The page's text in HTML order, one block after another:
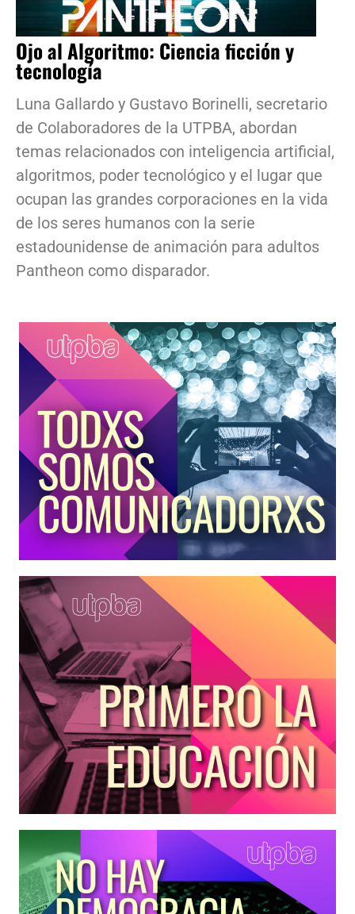
Ojo al Algoritmo: Ciencia ficción y
tecnología
Luna Gallardo y Gustavo Borinelli, secretario
de Colaboradores de la UTPBA, abordan
temas relacionados con inteligencia artificial,
algoritmos, poder tecnológico y el lugar que
ocupan las grandes corporaciones en la vida
de los seres humanos con la serie
estadounidense de animación para adultos
Pantheon como disparador.